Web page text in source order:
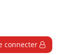
connecter